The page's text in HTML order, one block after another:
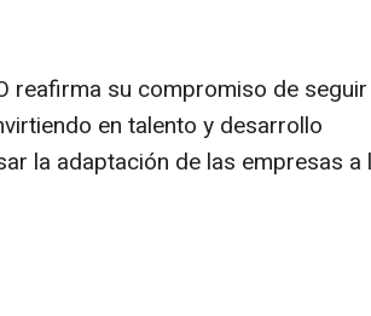
reafirma su compromiso de seguir
en talento y desarrollo
la adaptación de las empresas a